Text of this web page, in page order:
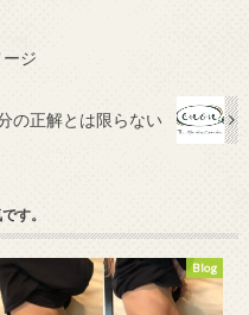
ジ
の正解とは限らない
す。
Blog